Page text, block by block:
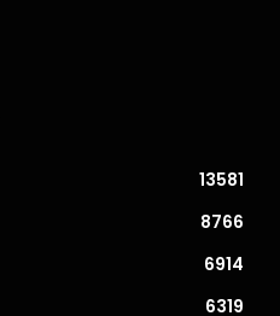
13581
8766
6914
6319